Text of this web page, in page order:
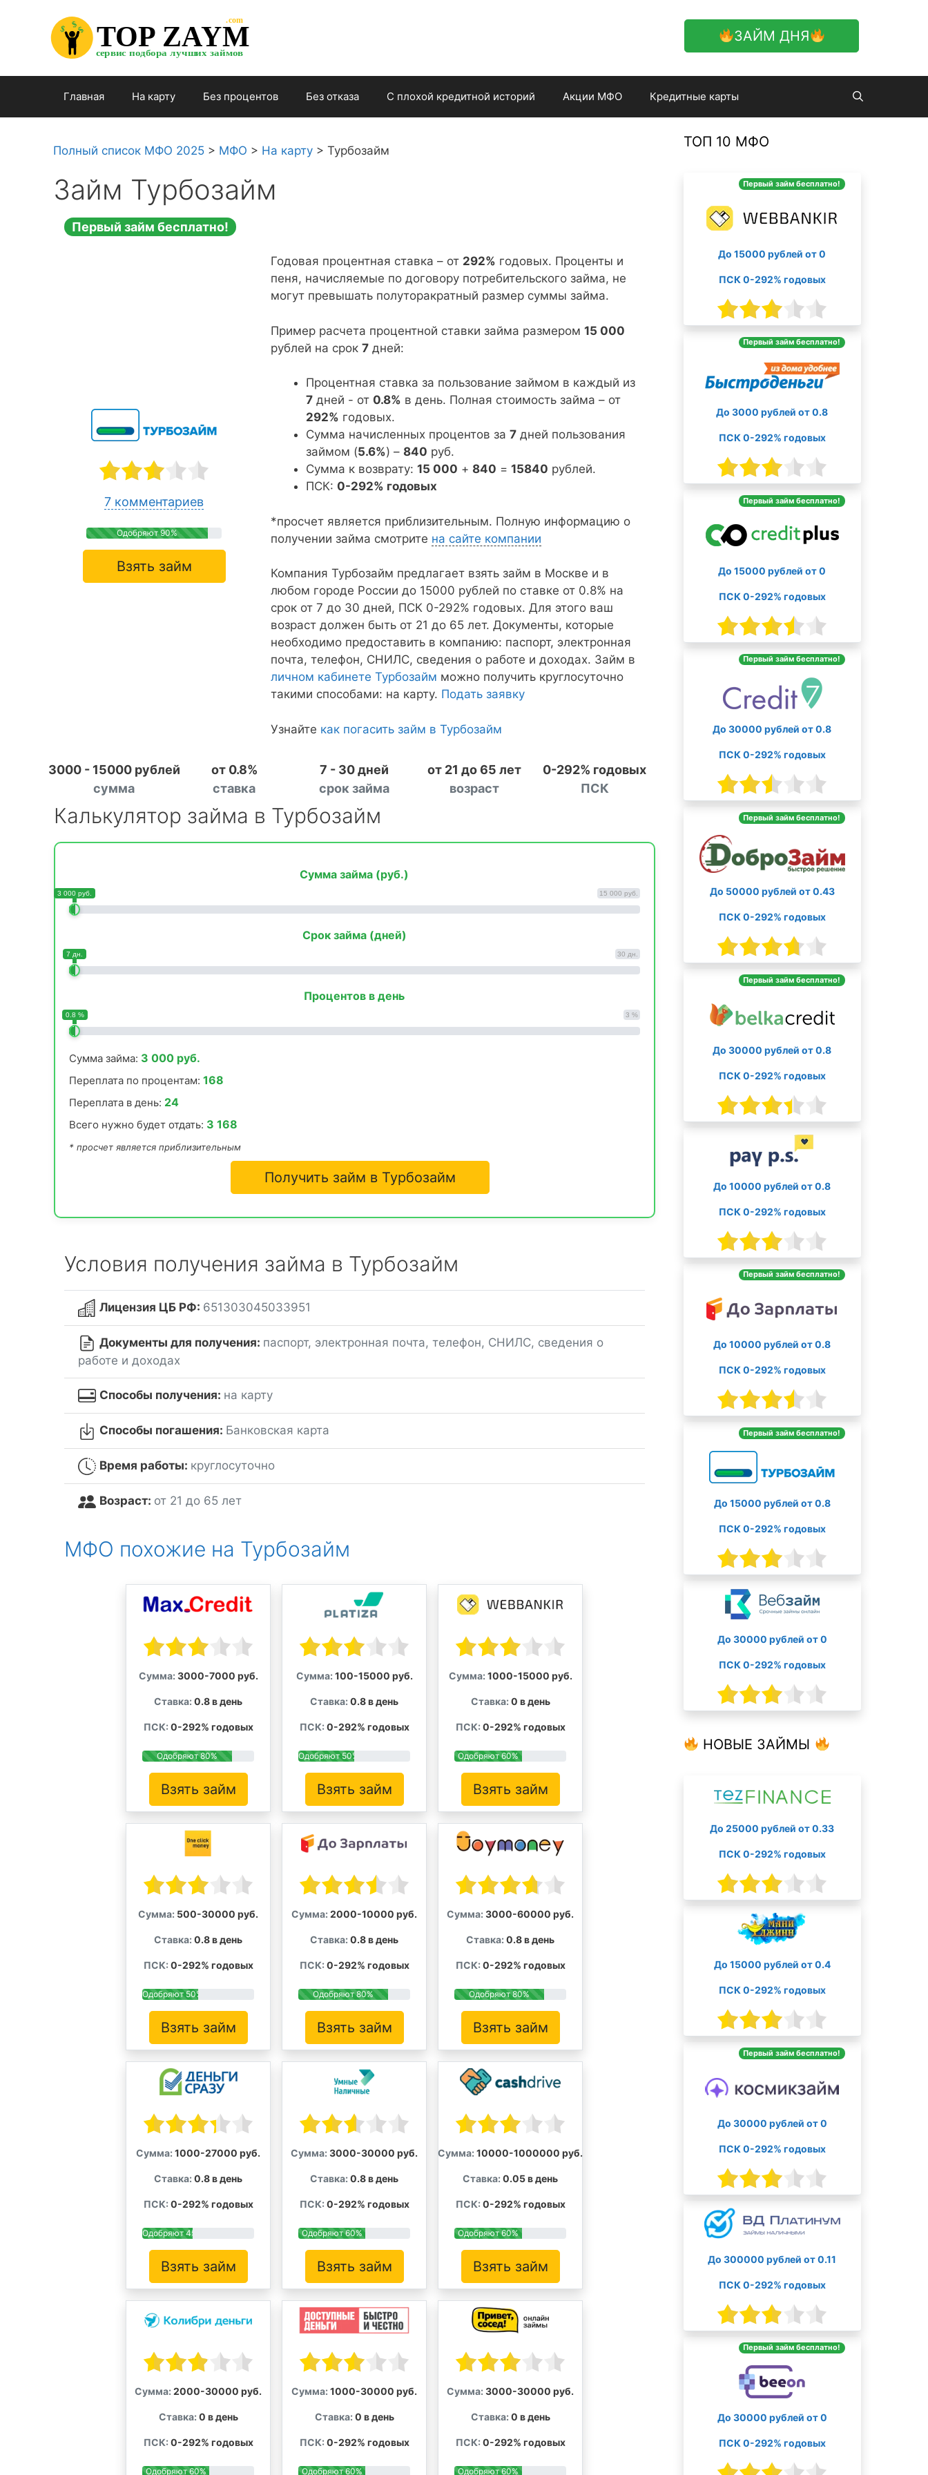
содержимому
ЗАЙМ ДНЯ
TOP ZAYM
сервис подбора лучших займов
.com
$
$
$
Главная На карту Без процентов Без отказа С плохой кредитной историй Акции МФО Кредитные карты
Полный список МФО 2025 > МФО > На карту > Турбозайм
Займ Турбозайм
Первый займ бесплатно!
7 комментариев
Одобряют 90%
Взять займ
Годовая процентная ставка – от 292% годовых. Проценты и
пеня, начисляемые по договору потребительского займа, не
могут превышать полуторакратный размер суммы займа.
Пример расчета процентной ставки займа размером15 000
рублей на срок7 дней:
Процентная ставка за пользование займом в каждый из
7 дней - от 0.8% в день. Полная стоимость займа – от
292% годовых.
Сумма начисленных процентов за7 дней пользования
займом (5.6%) –840 руб.
Сумма к возврату:15 000 +840 =15840 рублей.
ПСК: 0-292% годовых
*просчет является приблизительным. Полную информацию о
получении займа смотрите на сайте компании
Компания Турбозайм предлагает взять займ в Москве и в
любом городе России до 15000 рублей по ставке от 0.8% на
срок от 7 до 30 дней, ПСК 0-292% годовых. Для этого ваш
возраст должен быть от 21 до 65 лет. Документы, которые
необходимо предоставить в компанию: паспорт, электронная
почта, телефон, СНИЛС, сведения о работе и доходах. Займ в
личном кабинете Турбозайм можно получить круглосуточно
такими способами: на карту. Подать заявку
Узнайте как погасить займ в Турбозайм
3000 - 15000 рублей
сумма
от 0.8%
ставка
7 - 30 дней
срок займа
от 21 до 65 лет
возраст
0-292% годовых
ПСК
Калькулятор займа в Турбозайм
Сумма займа (руб.)
15 000 руб.
3 000 руб.
Срок займа (дней)
30 дн.
7 дн.
Процентов в день
3 %
0.8 %
Сумма займа: 3 000 руб.
Переплата по процентам: 168
Переплата в день: 24
Всего нужно будет отдать: 3 168
* просчет является приблизительным
Получить займ в Турбозайм
Условия получения займа в Турбозайм
Лицензия ЦБ РФ: 651303045033951
Документы для получения: паспорт, электронная почта, телефон, СНИЛС, сведения о
работе и доходах
Способы получения: на карту
Способы погашения: Банковская карта
Время работы: круглосуточно
Возраст: от 21 до 65 лет
МФО похожие на Турбозайм
Сумма: 3000-7000 руб.
Ставка: 0.8 в день
ПСК: 0-292% годовых
Одобряют 80%
Взять займ
Сумма: 100-15000 руб.
Ставка: 0.8 в день
ПСК: 0-292% годовых
Одобряют 50%
Взять займ
Сумма: 1000-15000 руб.
Ставка: 0 в день
ПСК: 0-292% годовых
Одобряют 60%
Взять займ
Сумма: 500-30000 руб.
Ставка: 0.8 в день
ПСК: 0-292% годовых
Одобряют 50%
Взять займ
Сумма: 2000-10000 руб.
Ставка: 0.8 в день
ПСК: 0-292% годовых
Одобряют 80%
Взять займ
Сумма: 3000-60000 руб.
Ставка: 0.8 в день
ПСК: 0-292% годовых
Одобряют 80%
Взять займ
Сумма: 1000-27000 руб.
Ставка: 0.8 в день
ПСК: 0-292% годовых
Одобряют 45%
Взять займ
Сумма: 3000-30000 руб.
Ставка: 0.8 в день
ПСК: 0-292% годовых
Одобряют 60%
Взять займ
Сумма: 10000-1000000 руб.
Ставка: 0.05 в день
ПСК: 0-292% годовых
Одобряют 60%
Взять займ
Сумма: 2000-30000 руб.
Ставка: 0 в день
ПСК: 0-292% годовых
Одобряют 60%
Сумма: 1000-30000 руб.
Ставка: 0 в день
ПСК: 0-292% годовых
Одобряют 60%
Сумма: 3000-30000 руб.
Ставка: 0 в день
ПСК: 0-292% годовых
Одобряют 60%
ТОП 10 МФО
Первый займ бесплатно!
До 15000 рублей от 0
ПСК 0-292% годовых
Первый займ бесплатно!
До 3000 рублей от 0.8
ПСК 0-292% годовых
Первый займ бесплатно!
До 15000 рублей от 0
ПСК 0-292% годовых
Первый займ бесплатно!
До 30000 рублей от 0.8
ПСК 0-292% годовых
Первый займ бесплатно!
До 50000 рублей от 0.43
ПСК 0-292% годовых
Первый займ бесплатно!
До 30000 рублей от 0.8
ПСК 0-292% годовых
До 10000 рублей от 0.8
ПСК 0-292% годовых
Первый займ бесплатно!
До 10000 рублей от 0.8
ПСК 0-292% годовых
Первый займ бесплатно!
До 15000 рублей от 0.8
ПСК 0-292% годовых
До 30000 рублей от 0
ПСК 0-292% годовых
НОВЫЕ ЗАЙМЫ
До 25000 рублей от 0.33
ПСК 0-292% годовых
До 15000 рублей от 0.4
ПСК 0-292% годовых
Первый займ бесплатно!
До 30000 рублей от 0
ПСК 0-292% годовых
До 300000 рублей от 0.11
ПСК 0-292% годовых
Первый займ бесплатно!
До 30000 рублей от 0
ПСК 0-292% годовых